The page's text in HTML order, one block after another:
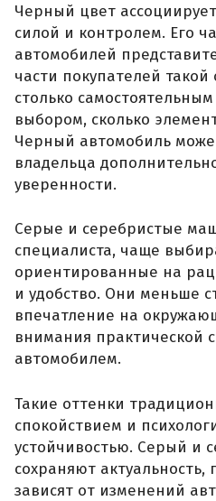
Черный цвет
силой и контролем. Его
автомобилей
части покупателей такой
столько
выбором, сколько
Черный автомобиль
владельца
уверенности.
Серые и серебристые
специалиста, чаще
ориентированные на
и удобство. Они меньше
впечатление на
внимания практической
автомобилем.
Такие оттенки
спокойствием и
устойчивостью. Серый и
сохраняют актуальность,
зависят от изменений